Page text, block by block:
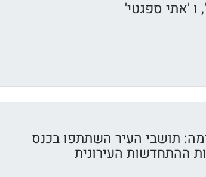
ו 'אתי ספגטי'
תושבי העיר השתתפו בכנס
ההתחדשות העירונית